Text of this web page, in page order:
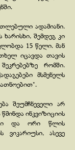
ადამიანი.
შემდეგ კი
15 წელი. მან
იცავდა თავის
რომში.
მსმენელს
შეუმჩნეველი არ
ინკვიზიციის
და ორი წლის
ვიკარიუსი, ასევე